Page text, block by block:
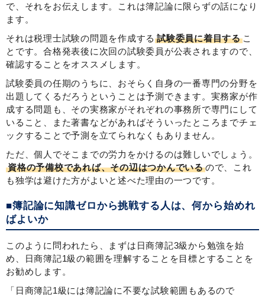
で、それをお伝えします。これは簿記論に限らずの話になり
ます。
それは税理士試験の問題を作成する 試験委員に着目するこ
とです。合格発表後に次回の試験委員が公表されますので、
確認することをオススメします。
試験委員の任期のうちに、おそらく自身の一番専門の分野を
出題してくるだろうということは予測できます。実務家が作
成する問題も、その実務家がそれぞれの事務所で専門にして
いること、また著書などがあればそういったところまでチェ
ックすることで予測を立てられなくもありません。
ただ、個人でそこまでの労力をかけるのは難しいでしょう。
資格の予備校であれば、その辺はつかんでいるので、これ
も独学は避けた方がよいと述べた理由の一つです。
■簿記論に知識ゼロから挑戦する人は、何から始めれ
ばよいか
このように問われたら、まずは日商簿記3級から勉強を始
め、日商簿記1級の範囲を理解することを目標とすることを
お勧めします。
「日商簿記1級には簿記論に不要な試験範囲もあるので